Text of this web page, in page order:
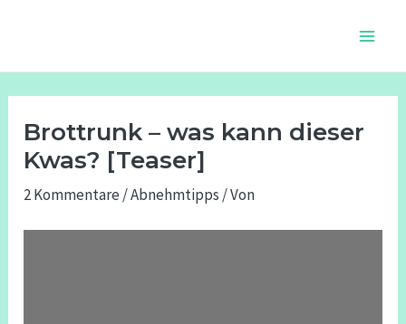
Brottrunk – was kann dieser
Kwas? [Teaser]
2 Kommentare /Abnehmtipps / Von